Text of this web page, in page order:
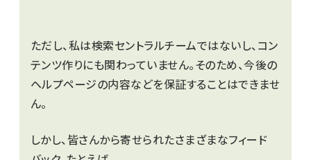
ただし、私は検索セントラルチームではないし、コン
テンツ作りにも関わっていません。そのため、今後の
ヘルプページの内容などを保証することはできませ
ん。
しかし、皆さんから寄せられたさまざまなフィード